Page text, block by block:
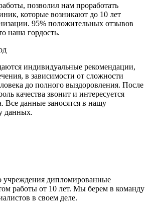
позволил нам проработать
которые возникают до 10 лет
95% положительных отзывов
наша гордость.
индивидуальные рекомендации,
в зависимости от сложности
до полного выздоровления. После
качества звонит и интересуется
Все данные заносятся в нашу
данных.
учреждения дипломированные
работы от 10 лет. Мы берем в команду
в своем деле.